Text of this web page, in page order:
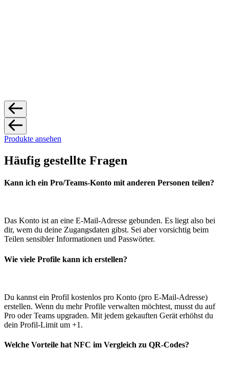
Produkte ansehen
Häufig gestellte Fragen
Kann ich ein Pro/Teams-Konto mit anderen Personen teilen?
Das Konto ist an eine E-Mail-Adresse gebunden. Es liegt also bei
dir, wem du deine Zugangsdaten gibst. Sei aber vorsichtig beim
Teilen sensibler Informationen und Passwörter.
Wie viele Profile kann ich erstellen?
Du kannst ein Profil kostenlos pro Konto (pro E-Mail-Adresse)
erstellen. Wenn du mehr Profile verwalten möchtest, musst du auf
Pro oder Teams upgraden. Mit jedem gekauften Gerät erhöhst du
dein Profil-Limit um +1.
Welche Vorteile hat NFC im Vergleich zu QR-Codes?